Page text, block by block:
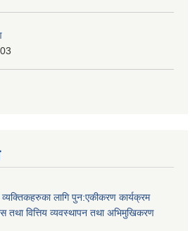
व्यक्तिकहरुका लागि पुन:एकीकरण कार्यक्रम
तथा वित्तिय व्यवस्थापन तथा अभिमुखिकरण